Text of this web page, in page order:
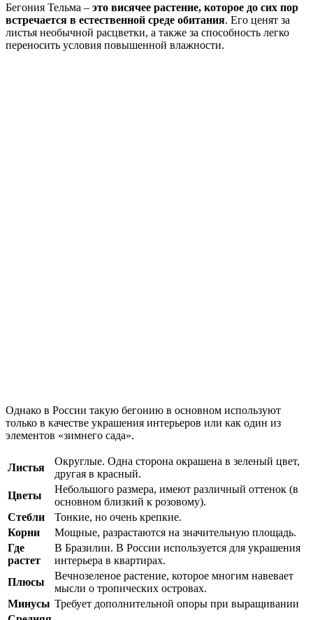
Бегония Тельма – это висячее растение, которое до сих пор
встречается в естественной среде обитания. Его ценят за
листья необычной расцветки, а также за способность легко
переносить условия повышенной влажности.
Однако в России такую бегонию в основном используют
только в качестве украшения интерьеров или как один из
элементов «зимнего сада».
Листья
Округлые. Одна сторона окрашена в зеленый цвет,
другая в красный.
Цветы
Небольшого размера, имеют различный оттенок (в
основном близкий к розовому).
Стебли
Тонкие, но очень крепкие.
Корни
Мощные, разрастаются на значительную площадь.
Где
растет
В Бразилии. В России используется для украшения
интерьера в квартирах.
Плюсы
Вечнозеленое растение, которое многим навевает
мысли о тропических островах.
Минусы Требует дополнительной опоры при выращивании